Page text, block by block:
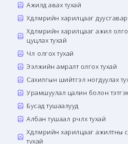
Ажилд авах тухай
Хөдөлмөрийн харилцааг
Хөдөлмөрийн харилцааг ажил
цуцлах тухай
Чөлөө олгох тухай
Ээлжийн амралт олгох тухай
Сахилгын шийтгэл ногдуулах
Урамшуулал цалин болон
Бусад тушаалууд
Албан тушаал өөрчлөх тухай
Хөдөлмөрийн харилцааг
тухай